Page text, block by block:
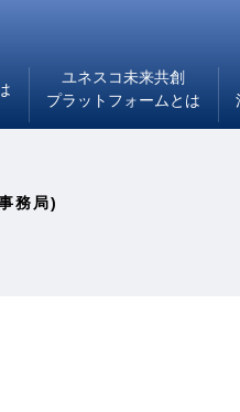
ユネスコ未来共創
プラットフォームとは
務局)